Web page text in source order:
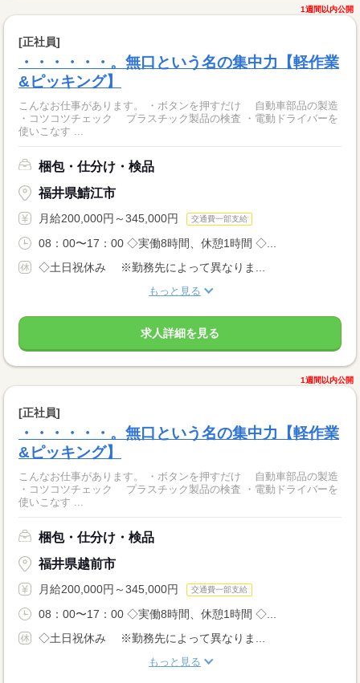
1週間以内公開
[正社員]
・・・・・・。無口という名の集中力【軽作業
&ピッキング】
こんなお仕事があります。 ・ボタンを押すだけ 自動車部品の製造
・コツコツチェック プラスチック製品の検査 ・電動ドライバーを
使いこなす ...
梱包・仕分け・検品
福井県鯖江市
月給200,000円～345,000円 交通費一部支給
08：00〜17：00 ◇実働8時間、休憩1時間 ◇...
◇土日祝休み ※勤務先によって異なりま...
もっと見る
求人詳細を見る
1週間以内公開
[正社員]
・・・・・・。無口という名の集中力【軽作業
&ピッキング】
こんなお仕事があります。 ・ボタンを押すだけ 自動車部品の製造
・コツコツチェック プラスチック製品の検査 ・電動ドライバーを
使いこなす ...
梱包・仕分け・検品
福井県越前市
月給200,000円～345,000円 交通費一部支給
08：00〜17：00 ◇実働8時間、休憩1時間 ◇...
◇土日祝休み ※勤務先によって異なりま...
もっと見る